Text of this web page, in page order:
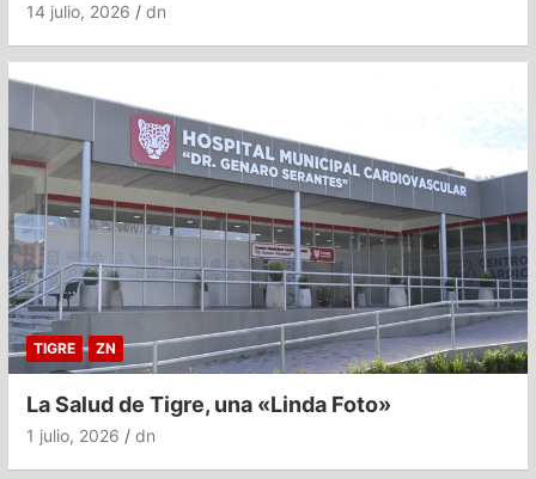
14 julio, 2026 dn
TIGRE ZN
La Salud de Tigre, una «Linda Foto»
1 julio, 2026 dn